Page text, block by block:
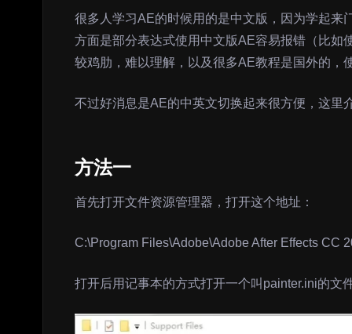
很多人学习AE的时候用的是中文版，因为学起来
方面是部分表达式使用中文版AE容易报错（比如
较鸡肋，难以理解，以及很多AE教程是国外的，
不过好消息是AE的中英文切换起来很方便，这里
方法一
首先打开文件资源管理器，打开这个地址：
C:\Program Files\Adobe\Adobe After Effects CC
打开后用记事本的方式打开一个叫painter.ini的文